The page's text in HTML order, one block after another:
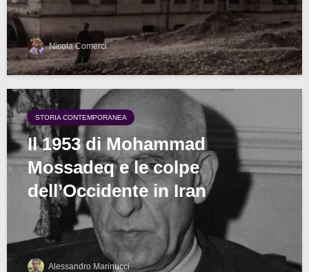
Nicola Comerci
STORIA CONTEMPORANEA
Il 1953 di Mohammad
Mossadeq e le colpe
dell’Occidente in Iran
Alessandro Marinucci